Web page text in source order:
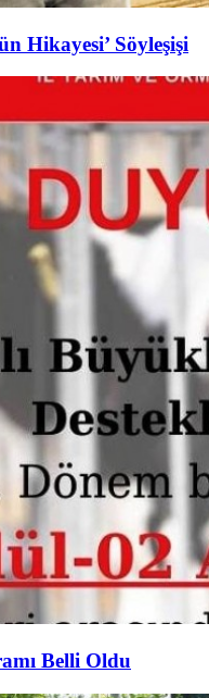
Hikayesi’ Söyleşişi
Belli Oldu